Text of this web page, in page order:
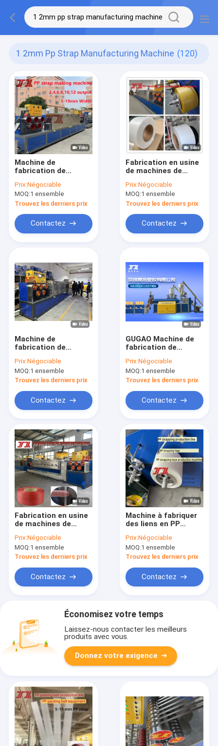
1 2mm Pp Strap Manufacturing Machine (120)
Machine de
fabrication de
en PP recyclées 0,4-
1,2 mm
Prix:Négociable
MOQ:1 ensemble
Trouvez les derniers prix
Contactez
Fabrication en usine
de machines de
sangles en papier à
extruder en plastique
Prix:Négociable
MOQ:1 ensemble
Trouvez les derniers prix
Contactez
Machine de
fabrication de
personnalisable et
durable avec un seul
matériau à double vis
Prix:Négociable
MOQ:1 ensemble
Trouvez les derniers prix
Contactez
GUGAO Machine de
fabrication de
les matériaux
d'emballage
Prix:Négociable
MOQ:1 ensemble
Trouvez les derniers prix
Contactez
Fabrication en usine
de machines de
sangles en pp
machines en
plastique pour le
Prix:Négociable
MOQ:1 ensemble
Trouvez les derniers prix
Contactez
Machine à fabriquer
des liens en PP
fabrication de liens
en PP Sortie six liens
pour 400KG/H
produit de la machine
à fabriquer des liens
Prix:Négociable
MOQ:1 ensemble
Trouvez les derniers prix
Contactez
Économisez votre temps
Laissez-nous contacter les meilleurs
produits avec vous.
Donnez votre exigence